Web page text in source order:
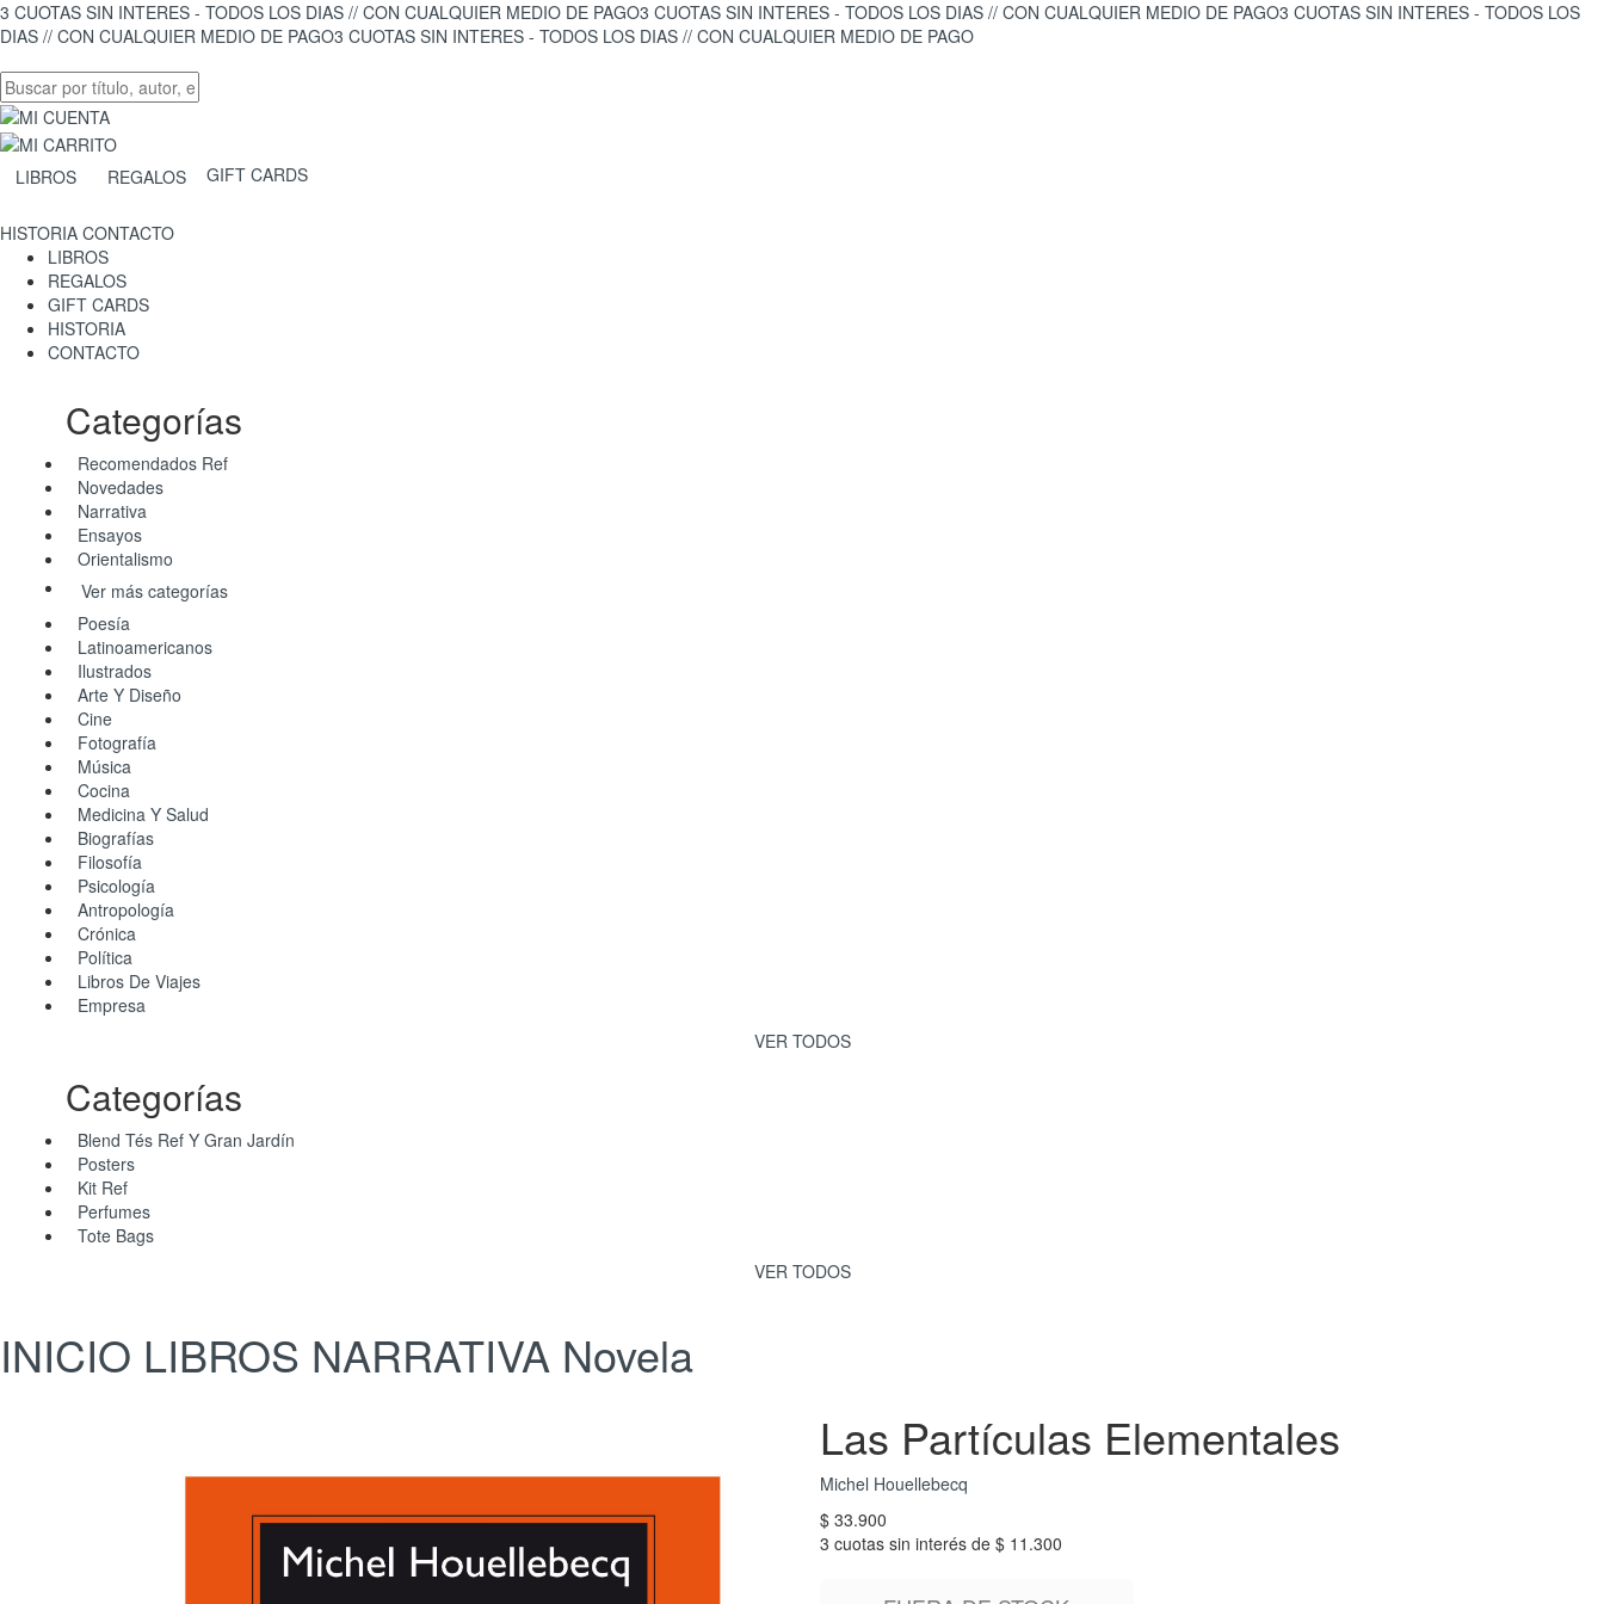
3 CUOTAS SIN INTERES - TODOS LOS DIAS // CON CUALQUIER MEDIO DE PAGO3 CUOTAS SIN INTERES - TODOS LOS DIAS // CON CUALQUIER MEDIO DE PAGO3 CUOTAS SIN INTERES - TODOS LOS
DIAS // CON CUALQUIER MEDIO DE PAGO3 CUOTAS SIN INTERES - TODOS LOS DIAS // CON CUALQUIER MEDIO DE PAGO
LIBROS REGALOS GIFT CARDS
HISTORIA CONTACTO
LIBROS
REGALOS
GIFT CARDS
HISTORIA
CONTACTO
Categorías
Recomendados Ref
Novedades
Narrativa
Ensayos
Orientalismo
Ver más categorías
Poesía
Latinoamericanos
Ilustrados
Arte Y Diseño
Cine
Fotografía
Música
Cocina
Medicina Y Salud
Biografías
Filosofía
Psicología
Antropología
Crónica
Política
Libros De Viajes
Empresa
VER TODOS
Categorías
Blend Tés Ref Y Gran Jardín
Posters
Kit Ref
Perfumes
Tote Bags
VER TODOS
INICIO LIBROS NARRATIVA Novela
Las Partículas Elementales
Michel Houellebecq
$ 33.900
3 cuotas sin interés de $ 11.300